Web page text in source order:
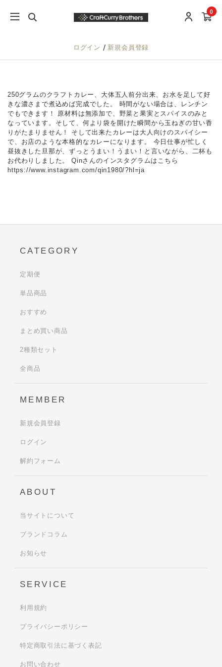
0
ログイン / 新規会員登録
250グラムのクラフトカレー、大体五人前分出来、お水を足して好
きな濃さまで煮込めば完成でした。 時間がない場合は、レンチン
でもできます！ 原材料は無添加で、野菜と果実とスパイスのみと
なっています。そして、何より袋を開けた瞬間から玉ねぎの甘い香
りがたまりません！ そして出来たカレーは大人向けのスパイシー
で、お店のような本格的なカレーになります。 今日仕事が忙しく
昼抜きした旦那が、ずっとうまい！うまい！と言いながら、二杯も
お代わりしました。 Qinさんのインスタグラムはこちら
https://www.instagram.com/qin1980/?hl=ja
CATEGORY
定期便
単品商品
おすすめ
まとめ買い商品
2種類セット
全商品
MEMBER
新規会員登録
ログイン
解約フォーム
ABOUT
当サイトについて
ブランドコラム
お知らせ
SERVICE
利用規約
プライバシーポリシー
特定商取引法に基づく表記
お問い合わせ